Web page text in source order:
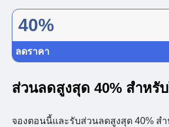
40%
ลดราคา
ส่วนลดสูงสุด 40% สำหรั
จองตอนนี้และรับส่วนลดสูงสุด 40% ส